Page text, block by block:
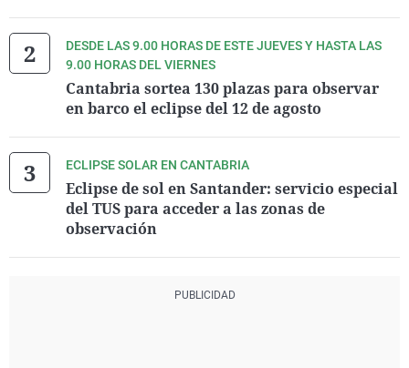
DESDE LAS 9.00 HORAS DE ESTE JUEVES Y HASTA LAS
9.00 HORAS DEL VIERNES
Cantabria sortea 130 plazas para observar
en barco el eclipse del 12 de agosto
ECLIPSE SOLAR EN CANTABRIA
Eclipse de sol en Santander: servicio especial
del TUS para acceder a las zonas de
observación